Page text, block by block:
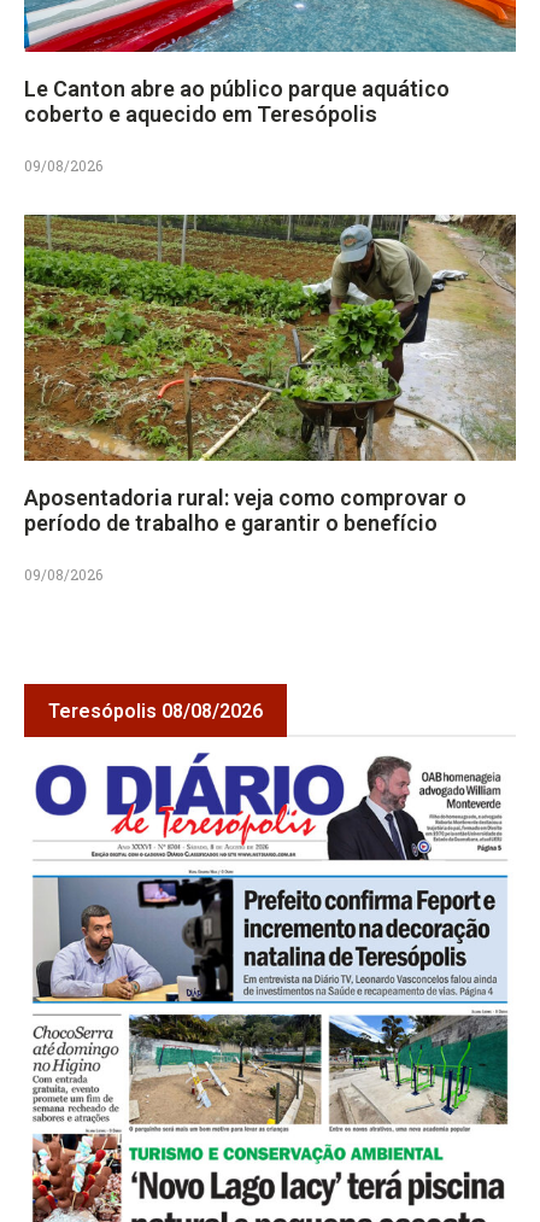
Le Canton abre ao público parque aquático
coberto e aquecido em Teresópolis
09/08/2026
Aposentadoria rural: veja como comprovar o
período de trabalho e garantir o benefício
09/08/2026
Teresópolis 08/08/2026